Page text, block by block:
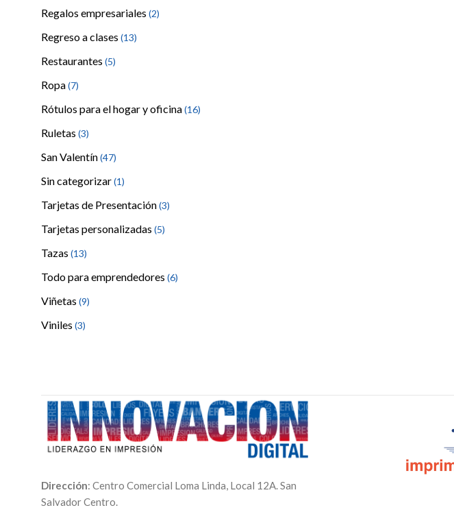
Regalos empresariales (2)
Regreso a clases (13)
Restaurantes (5)
Ropa(7)
Rótulos para el hogar y oficina(16)
Ruletas (3)
San Valentín(47)
Sin categorizar(1)
Tarjetas de Presentación(3)
Tarjetas personalizadas (5)
Tazas (13)
Todo para emprendedores (6)
Viñetas (9)
Viniles (3)
Dirección: Centro Comercial Loma Linda, Local 12A. San
Salvador Centro.